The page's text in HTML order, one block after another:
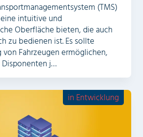
(TMS)
intuitive und
Oberfläche bieten, die auch
zu bedienen ist. Es sollte
von Fahrzeugen ermöglichen,
j…
in Entwicklung